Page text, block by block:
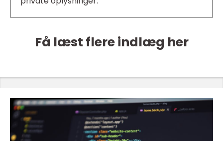
Få læst flere indlæg her